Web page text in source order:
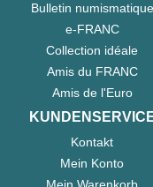
Bulletin numismatique
e-FRANC
Collection idéale
Amis du FRANC
Amis de l'Euro
Kontakt
Mein Konto